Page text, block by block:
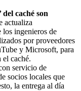
del caché son
actualiza
los ingenieros de
por proveedores
y Microsoft, para
el caché.
servicio de
socios locales que
la entrega al día